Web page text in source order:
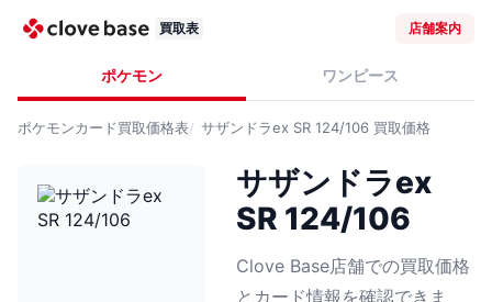
買取表 店舗案内
ポケモン ワンピース
ポケモンカード買取価格表 サザンドラex SR 124/106 買取価格
サザンドラex
SR 124/106
Clove Base店舗での買取価格
とカード情報を確認できま